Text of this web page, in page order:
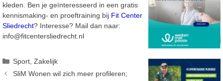
kleden. Ben je geïnteresseerd in een gratis
kennismaking- en proeftraining bij Fit Center
Sliedrecht? Interesse? Mail dan naar:
info@fitcentersliedrecht.nl
Categorieën
Sport,Zakelijk
SliM Wonen wil zich meer profileren;